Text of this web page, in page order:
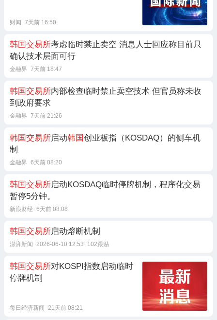
财闻 7天前 16:50
韩国交易所考虑临时禁止卖空 消息人士回应称目前只
确认技术层面可行
金融界 7天前 18:47
韩国交易所内部检查临时禁止卖空技术 但官员称未收
到政府要求
金融界 7天前 21:26
韩国交易所启动韩国创业板指（KOSDAQ）的侧车机
制
金融界 6天前 08:20
韩国交易所启动KOSDAQ临时停牌机制，程序化交易
暂停5分钟。
新浪财经 6天前 08:08
韩国交易所启动熔断机制
澎湃新闻 2026-06-10 12:53 102跟贴
韩国交易所对KOSPI指数启动临时
停牌机制
每日经济新闻 21天前 08:21